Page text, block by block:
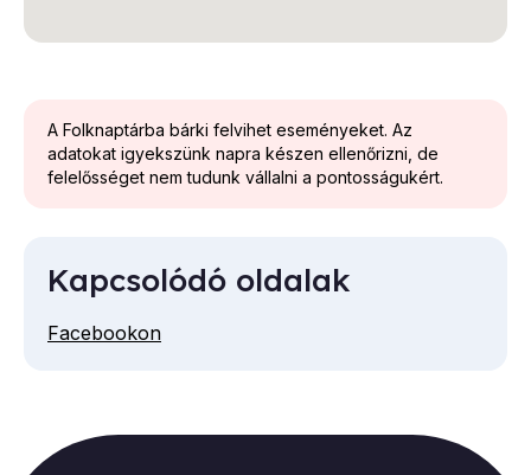
A Folknaptárba bárki felvihet eseményeket. Az
adatokat igyekszünk napra készen ellenőrizni, de
felelősséget nem tudunk vállalni a pontosságukért.
Kapcsolódó oldalak
Facebookon